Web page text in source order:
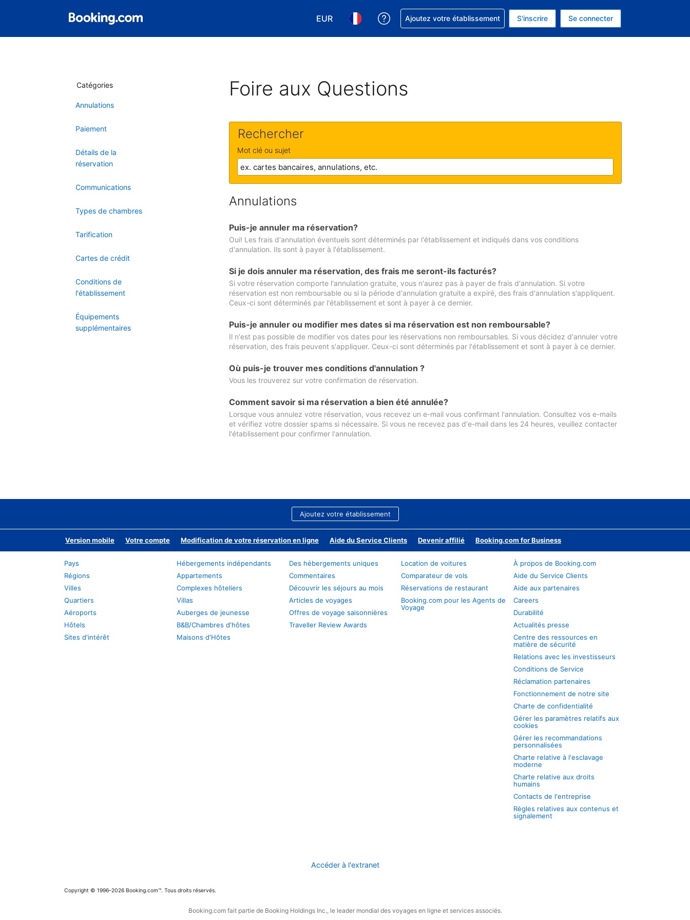
EUR
Choisissez votre devise. Votre devise actuelle est celle-ci : EUR.
Choisissez votre langue. Votre langue actuelle est celle-ci : Français.
Obtenez de l'aide concernant votre réservation
Ajoutez votre établissement S'inscrire Se connecter
Catégories
Annulations
Paiement
Détails de la
réservation
Communications
Types de chambres
Tarification
Cartes de crédit
Conditions de
l'établissement
Équipements
supplémentaires
Foire aux Questions
Rechercher
Mot clé ou sujet
Annulations
Puis-je annuler ma réservation?
Oui! Les frais d'annulation éventuels sont déterminés par l'établissement et indiqués dans vos conditions
d'annulation. Ils sont à payer à l'établissement.
Si je dois annuler ma réservation, des frais me seront-ils facturés?
Si votre réservation comporte l'annulation gratuite, vous n'aurez pas à payer de frais d'annulation. Si votre
réservation est non remboursable ou si la période d'annulation gratuite a expiré, des frais d'annulation s'appliquent.
Ceux-ci sont déterminés par l'établissement et sont à payer à ce dernier.
Puis-je annuler ou modifier mes dates si ma réservation est non remboursable?
Il n'est pas possible de modifier vos dates pour les réservations non remboursables. Si vous décidez d'annuler votre
réservation, des frais peuvent s'appliquer. Ceux-ci sont déterminés par l'établissement et sont à payer à ce dernier.
Où puis-je trouver mes conditions d'annulation ?
Vous les trouverez sur votre confirmation de réservation.
Comment savoir si ma réservation a bien été annulée?
Lorsque vous annulez votre réservation, vous recevez un e-mail vous confirmant l'annulation. Consultez vos e-mails
et vérifiez votre dossier spams si nécessaire. Si vous ne recevez pas d'e-mail dans les 24 heures, veuillez contacter
l'établissement pour confirmer l'annulation.
Ajoutez votre établissement
Version mobile Votre compte Modification de votre réservation en ligne Aide du Service Clients Devenir affilié Booking.com for Business
Pays
Régions
Villes
Quartiers
Aéroports
Hôtels
Sites d'intérêt
Hébergements indépendants
Appartements
Complexes hôteliers
Villas
Auberges de jeunesse
B&B/Chambres d'hôtes
Maisons d'Hôtes
Des hébergements uniques
Commentaires
Découvrir les séjours au mois
Articles de voyages
Offres de voyage saisonnières
Traveller Review Awards
Location de voitures
Comparateur de vols
Réservations de restaurant
Booking.com pour les Agents de
Voyage
À propos de Booking.com
Aide du Service Clients
Aide aux partenaires
Careers
Durabilité
Actualités presse
Centre des ressources en
matière de sécurité
Relations avec les investisseurs
Conditions de Service
Réclamation partenaires
Fonctionnement de notre site
Charte de confidentialité
Gérer les paramètres relatifs aux
cookies
Gérer les recommandations
personnalisées
Charte relative à l'esclavage
moderne
Charte relative aux droits
humains
Contacts de l'entreprise
Règles relatives aux contenus et
signalement
Accéder à l'extranet
Copyright © 1996–2026 Booking.com™. Tous droits réservés.
Booking.com fait partie de Booking Holdings Inc., le leader mondial des voyages en ligne et services associés.